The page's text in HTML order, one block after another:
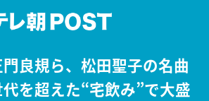
良規ら、松田聖子の名曲
を超えた“宅飲み”で大盛